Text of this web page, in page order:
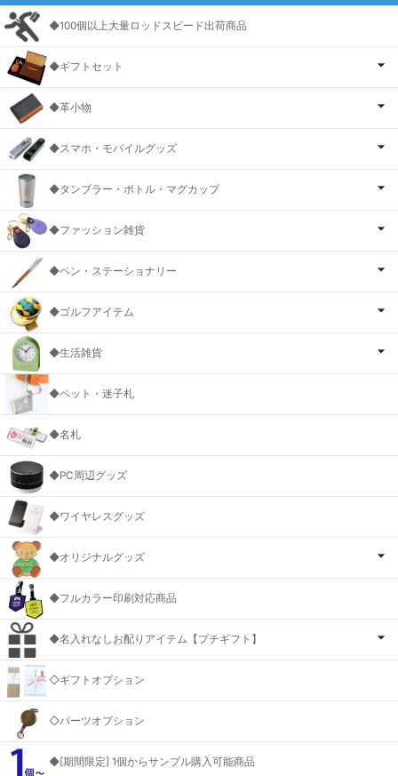
◆100個以上大量ロッドスピード出荷商品
◆ギフトセット
◆革小物
◆スマホ・モバイルグッズ
◆タンブラー・ボトル・マグカップ
◆ファッション雑貨
◆ペン・ステーショナリー
◆ゴルフアイテム
◆生活雑貨
◆ペット・迷子札
◆名札
◆PC周辺グッズ
◆ワイヤレスグッズ
◆オリジナルグッズ
◆フルカラー印刷対応商品
◆名入れなしお配りアイテム【プチギフト】
◇ギフトオプション
◇パーツオプション
◆[期間限定] 1個からサンプル購入可能商品